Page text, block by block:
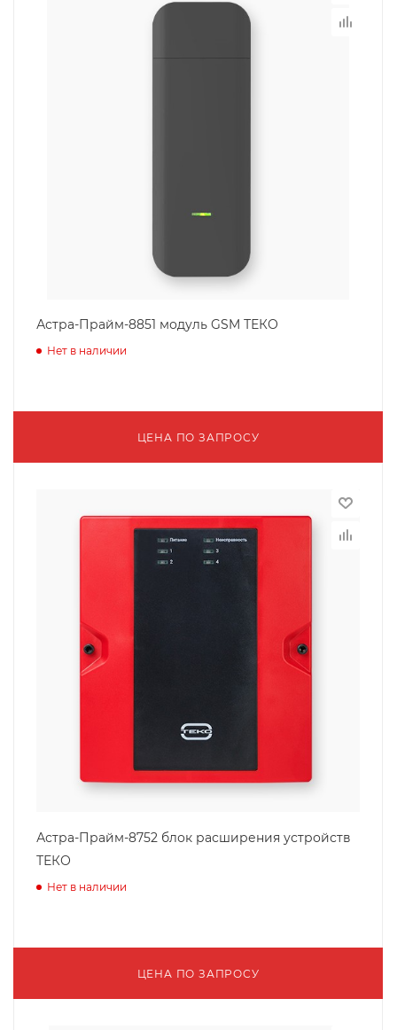
Астра-Прайм-8851 модуль GSM ТЕКО
Нет в наличии
ЦЕНА ПО ЗАПРОСУ
Астра-Прайм-8752 блок расширения устройств
ТЕКО
Нет в наличии
ЦЕНА ПО ЗАПРОСУ